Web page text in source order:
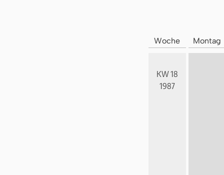
Woche Montag
KW 18
1987